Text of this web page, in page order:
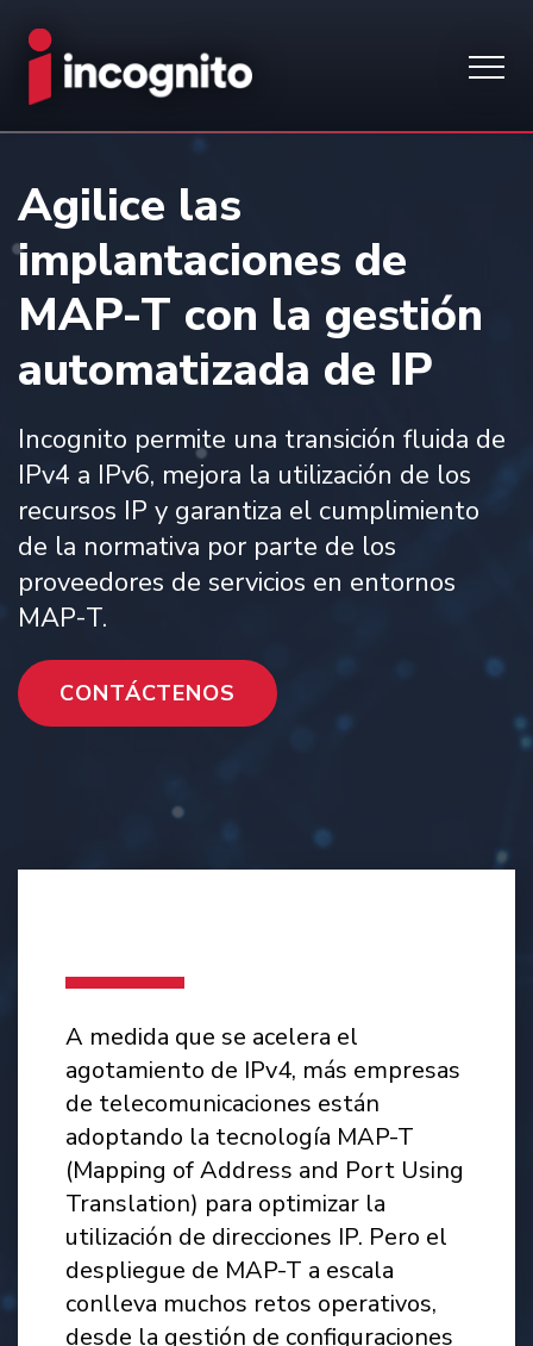
Agilice las
implantaciones de
MAP-T con la gestión
automatizada de IP
Incognito permite una transición fluida de
IPv4 a IPv6, mejora la utilización de los
recursos IP y garantiza el cumplimiento
de la normativa por parte de los
proveedores de servicios en entornos
MAP-T.
CONTÁCTENOS
A medida que se acelera el
agotamiento de IPv4, más empresas
de telecomunicaciones están
adoptando la tecnología MAP-T
(Mapping of Address and Port Using
Translation) para optimizar la
utilización de direcciones IP. Pero el
despliegue de MAP-T a escala
conlleva muchos retos operativos,
desde la gestión de configuraciones